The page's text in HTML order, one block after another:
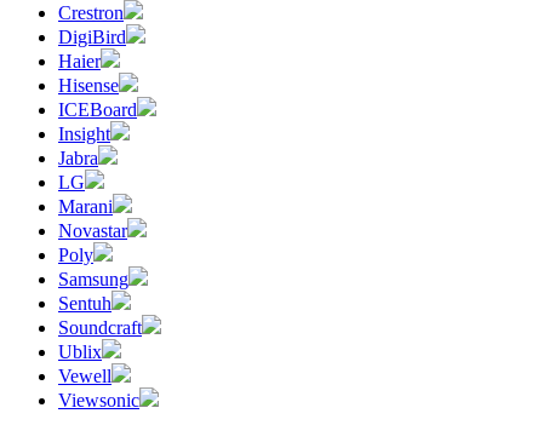
Crestron
DigiBird
Haier
Hisense
ICEBoard
Insight
Jabra
LG
Marani
Novastar
Poly
Samsung
Sentuh
Soundcraft
Ublix
Vewell
Viewsonic